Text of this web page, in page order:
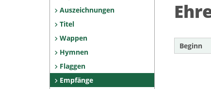
Auszeichnungen
Titel
Wappen
Hymnen
Flaggen
Empfänge
Beginn